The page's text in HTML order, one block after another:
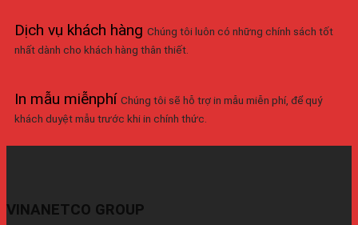
Dịch vụ khách hàng Chúng tôi luôn có những chính sách tốt
nhất dành cho khách hàng thân thiết.
In mẫu miễnphí Chúng tôi sẽ hỗ trợ in mẫu miễn phí, để quý
khách duyệt mẫu trước khi in chính thức.
VINANETCO GROUP